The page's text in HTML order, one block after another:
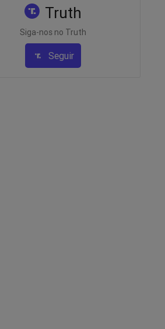
Truth
Siga-nos no Truth
Seguir